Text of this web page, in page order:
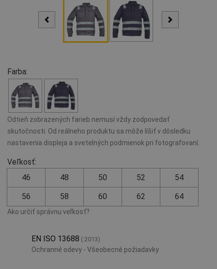
Farba:
Odtieň zobrazených farieb nemusí vždy zodpovedať
skutočnosti. Od reálneho produktu sa môže líšiť v dôsledku
nastavenia displeja a svetelných podmienok pri fotografovaní.
Veľkosť:
46
48 50 52 54
56 58 60 62 64
Ako určiť správnu veľkosť?
EN ISO 13688 (:2013)
Ochranné odevy - Všeobecné požiadavky